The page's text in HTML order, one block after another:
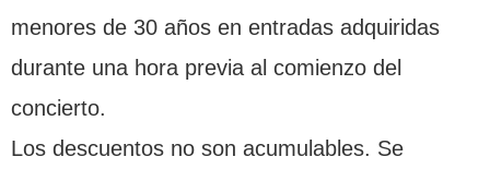
menores de 30 años en entradas adquiridas
durante una hora previa al comienzo del
concierto.
Los descuentos no son acumulables. Se